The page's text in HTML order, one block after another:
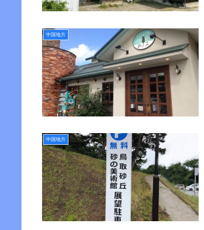
中国地方
中国地方